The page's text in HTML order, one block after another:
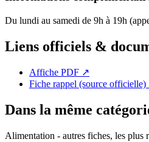
Du lundi au samedi de 9h à 19h
Liens officiels &
Affiche PDF ↗
Fiche rappel (source officielle)
Dans la même
Alimentation - autres fiches, les plus